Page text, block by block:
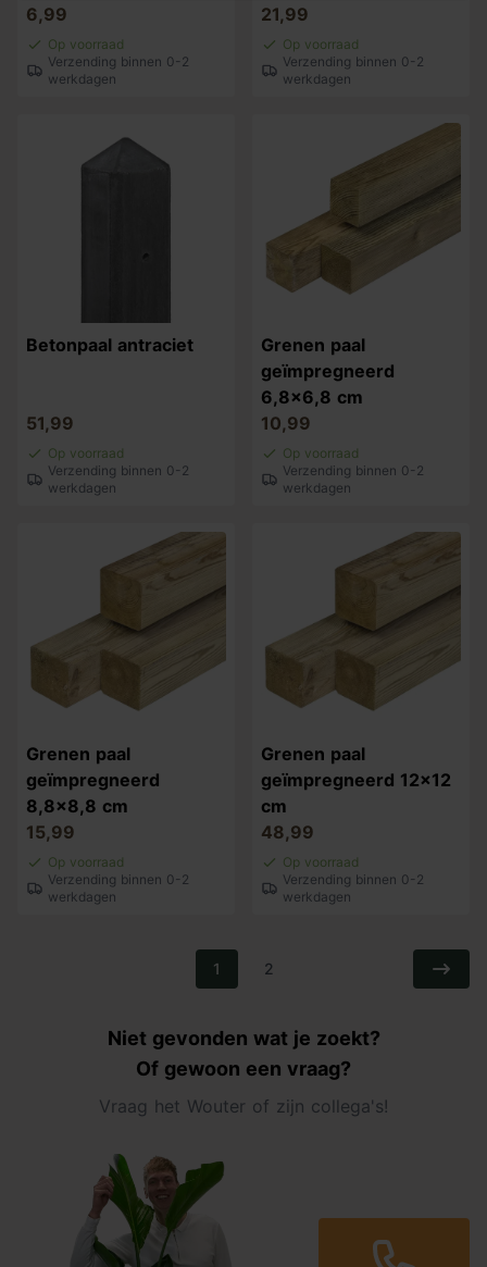
6,99
Op voorraad
Verzending binnen 0-2
werkdagen
21,99
Op voorraad
Verzending binnen 0-2
werkdagen
Betonpaal antraciet
51,99
Op voorraad
Verzending binnen 0-2
werkdagen
Grenen paal
geïmpregneerd
6,8x6,8 cm
10,99
Op voorraad
Verzending binnen 0-2
werkdagen
Grenen paal
geïmpregneerd
8,8x8,8 cm
15,99
Op voorraad
Verzending binnen 0-2
werkdagen
Grenen paal
geïmpregneerd 12x12
cm
48,99
Op voorraad
Verzending binnen 0-2
werkdagen
1 2
Niet gevonden wat je zoekt?
Of gewoon een vraag?
Vraag het Wouter of zijn collega's!